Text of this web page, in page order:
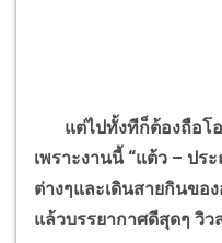
แต่ไปทั้งทีก็ต้องถือโอ
เพราะงานนี้ “แต้ว – ปร
ต่างๆและเดินสายกินขอ
แล้วบรรยากาศดีสุดๆ วิว